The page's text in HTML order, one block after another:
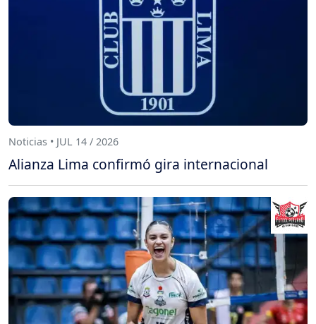
Noticias • JUL 14 / 2026
Alianza Lima confirmó gira internacional